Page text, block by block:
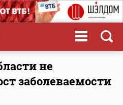
не
заболеваемости